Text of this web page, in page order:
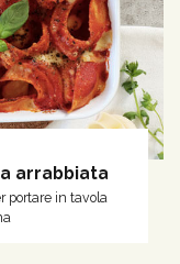
arrabbiata
portare in tavola